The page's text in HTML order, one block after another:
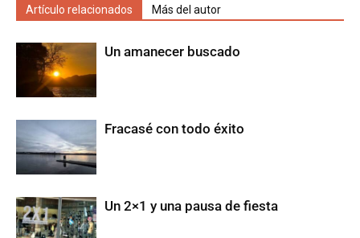
Artículo relacionados Más del autor
Un amanecer buscado
Fracasé con todo éxito
Un 2×1 y una pausa de fiesta